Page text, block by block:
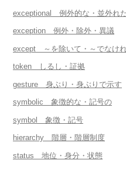
exceptional 例外的な・並外れた
exception 例外・除外・異議
except ～を除いて・～でなけ
token しるし・証拠
gesture 身ぶり・身ぶりで示す
symbolic 象徴的な・記号の
symbol 象徴・記号
hierarchy 階層・階層制度
status 地位・身分・状態